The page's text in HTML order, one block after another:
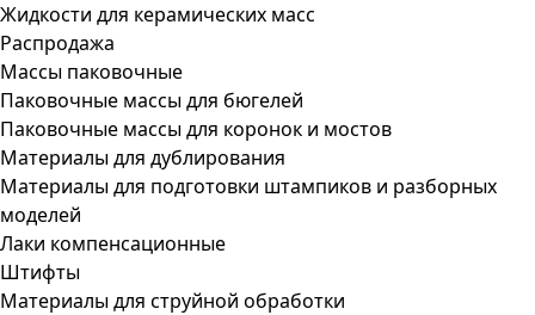
Жидкости для керамических масс
Распродажа
Массы паковочные
Паковочные массы для бюгелей
Паковочные массы для коронок и мостов
Материалы для дублирования
Материалы для подготовки штампиков и разборных
моделей
Лаки компенсационные
Штифты
Материалы для струйной обработки